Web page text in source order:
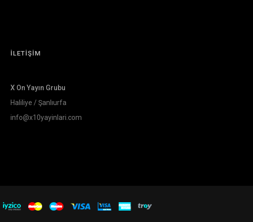
İLETİŞİM
X On Yayın Grubu
Haliliye / Şanlıurfa
info@x10yayinlari.com